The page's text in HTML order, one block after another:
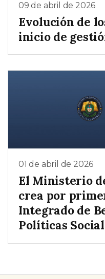
09 de abril de 2026
Evolución de
inicio de
01 de abril de 2026
El Ministerio
crea por
Integrado de
Políticas